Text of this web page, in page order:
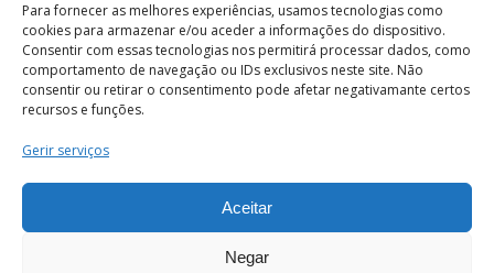
Para fornecer as melhores experiências, usamos tecnologias como
cookies para armazenar e/ou aceder a informações do dispositivo.
Consentir com essas tecnologias nos permitirá processar dados, como
comportamento de navegação ou IDs exclusivos neste site. Não
consentir ou retirar o consentimento pode afetar negativamante certos
recursos e funções.
Gerir serviços
Aceitar
Negar
Termos e Condições
os direitos reservados.